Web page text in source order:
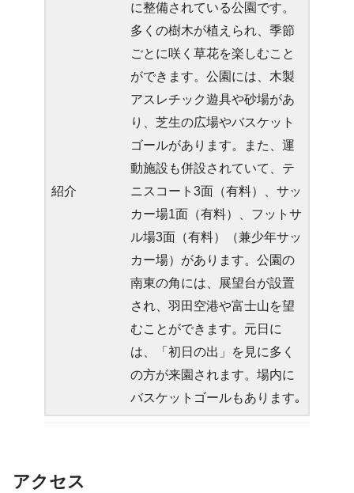
紹介
に整備されている公園です。
多くの樹木が植えられ、季節
ごとに咲く草花を楽しむこと
ができます。公園には、木製
アスレチック遊具や砂場があ
り、芝生の広場やバスケット
ゴールがあります。また、運
動施設も併設されていて、テ
ニスコート3面（有料）、サッ
カー場1面（有料）、フットサ
ル場3面（有料）（兼少年サッ
カー場）があります。公園の
南東の角には、展望台が設置
され、羽田空港や富士山を望
むことができます。元日に
は、「初日の出」を見に多く
の方が来園されます。場内に
バスケットゴールもあります｡
アクセス